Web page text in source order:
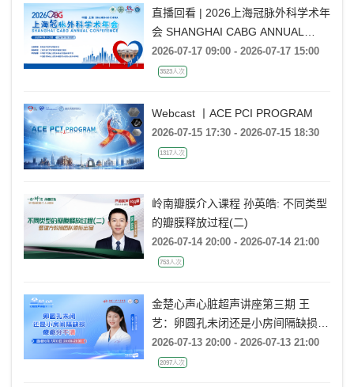
直播回看 | 2026上海冠脉外科学术年
会 SHANGHAI CABG ANNUAL
CONFERENCE
2026-07-17 09:00 - 2026-07-17 15:00
3523人次
Webcast 丨ACE PCI PROGRAM
2026-07-15 17:30 - 2026-07-15 18:30
1317人次
岭南瓣膜介入课程 孙英皓: 不同类型
的瓣膜释放过程(二)
2026-07-14 20:00 - 2026-07-14 21:00
753人次
金楚心声心脏超声讲座第三期 王
艺：卵圆孔未闭还是小房间隔缺损，
傻傻分不清
2026-07-13 20:00 - 2026-07-13 21:00
2097人次